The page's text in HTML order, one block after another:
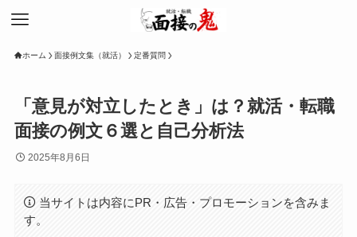
ホーム 面接例文集（就活） 定番質問
「意見が対立したとき」は？就活・転職
面接の例文６選と自己分析法
2025年8月6日
当サイトは内容にPR・広告・プロモーションを含みま
す。